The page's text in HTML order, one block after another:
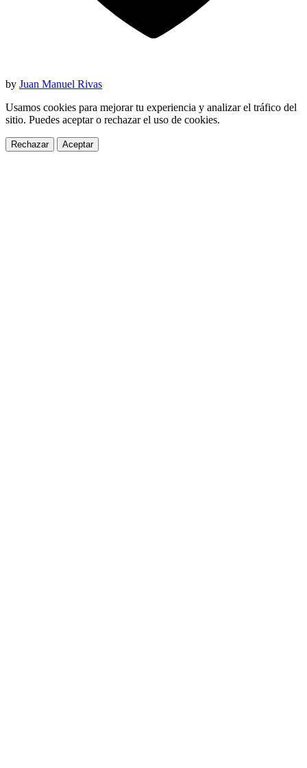
by Juan Manuel Rivas
Usamos cookies para mejorar tu experiencia y analizar el tráfico del
sitio. Puedes aceptar o rechazar el uso de cookies.
Rechazar Aceptar